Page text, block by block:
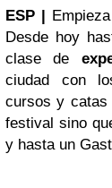
ESP |
Desde hoy
clase de
ciudad con
cursos y catas
festival sino
y hasta un